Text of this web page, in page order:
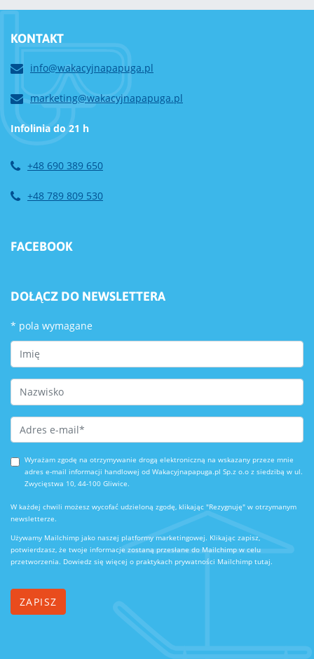
KONTAKT
info@wakacyjnapapuga.pl
marketing@wakacyjnapapuga.pl
Infolinia do 21 h
+48 690 389 650
+48 789 809 530
FACEBOOK
DOŁĄCZ DO NEWSLETTERA
* pola wymagane
First Name
Last Name
Email Address *
Wyrażam zgodę na otrzymywanie drogą elektroniczną na wskazany przeze mnie
adres e-mail informacji handlowej od Wakacyjnapapuga.pl Sp.z o.o z siedzibą w ul.
Zwycięstwa 10, 44-100 Gliwice.
W każdej chwili możesz wycofać udzieloną zgodę, klikając "Rezygnuję" w otrzymanym
newsletterze.
Używamy Mailchimp jako naszej platformy marketingowej. Klikając zapisz,
potwierdzasz, że twoje informacje zostaną przesłane do Mailchimp w celu
przetworzenia. Dowiedz się więcej o praktykach prywatności Mailchimp tutaj.